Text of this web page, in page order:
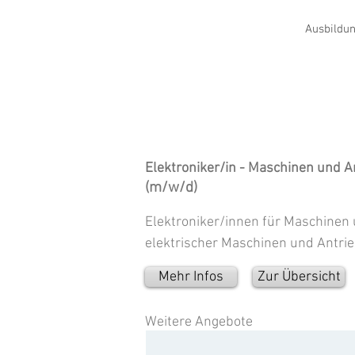
Elektroniker/in - Maschinen und
(m/w/d)
Elektroniker/innen für Maschinen
elektrischer Maschinen und
Mehr Infos
Zur Übersicht
Weitere Angebote